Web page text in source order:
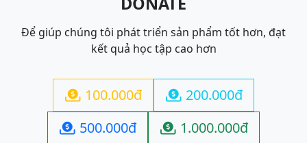
Để giúp chúng tôi phát triển sản phẩm tốt hơn, đạt
kết quả học tập cao hơn
 100.000đ  200.000đ
 500.000đ  1.000.000đ